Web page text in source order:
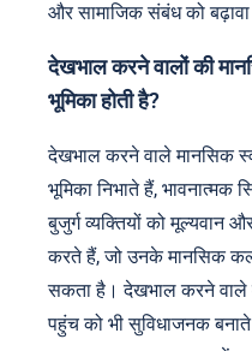
और सामाजिक संबंध को बढ़ावा
देखभाल करने वालों की
भूमिका होती है?
देखभाल करने वाले मानसिक
भूमिका निभाते हैं, भावनात्मक
बुजुर्ग व्यक्तियों को
करते हैं, जो उनके मानसिक
सकता है। देखभाल करने वाले
पहुंच को भी सुविधाजनक